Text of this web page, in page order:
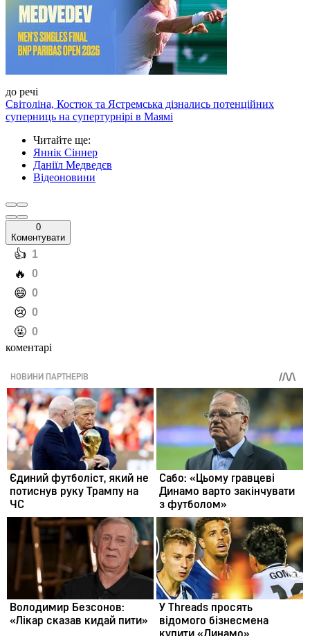
до речі
Світоліна, Костюк та Ястремська дізнались потенційних
суперниць на супертурнірі в Маямі
Читайте ще:
Яннік Сіннер
Даніїл Медведєв
Відеоновини
0
Коментувати
️👍 1
️🔥 0
️😄 0
️😢 0
️🤬 0
коментарі